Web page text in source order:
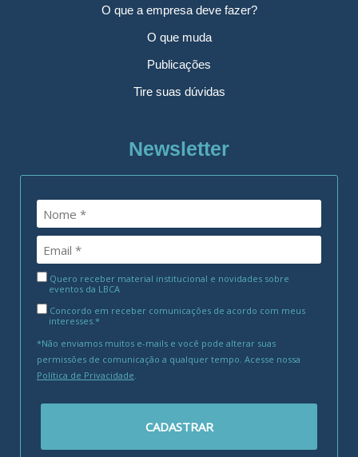
O que a empresa deve fazer?
O que muda
Publicações
Tire suas dúvidas
Newsletter
Quero receber material institucional e novidades sobre
eventos da LBCA
Concordo em receber comunicações de acordo com meus
interesses.*
*Não enviamos muitos e-mails e você pode alterar suas
permissões de comunicação a qualquer tempo. Acesse nossa
Política de Privacidade.
CADASTRAR